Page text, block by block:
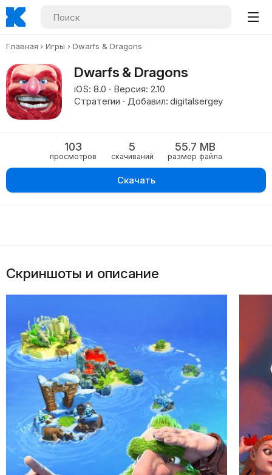
Главная Игры Dwarfs & Dragons
Dwarfs & Dragons
iOS: 8.0 · Версия: 2.10
Стратегии · Добавил: digitalsergey
103
просмотров
5
скачиваний
55.7 MB
размер файла
Скачать
Скриншоты и описание